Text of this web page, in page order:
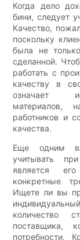
Когда дело
бини, следует
Качество,
поскольку
была не
сделанной.
работать с
качеству в
означает
материалов,
работников и
качества.
Еще одним
учитывать
является
конкретные
Ищете ли вы
количество
поставщика,
потребности.